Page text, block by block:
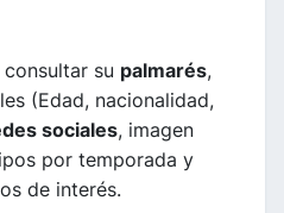
su palmarés,
(Edad, nacionalidad,
sociales, imagen
por temporada y
de interés.